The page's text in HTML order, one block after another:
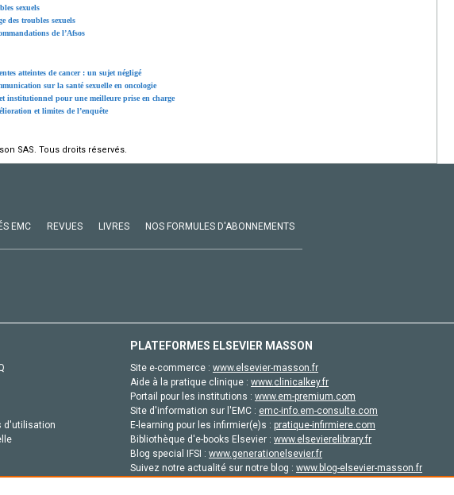
sexuels
des troubles sexuels
de l’Afsos
atteintes de cancer : un sujet négligé
sur la santé sexuelle en oncologie
institutionnel pour une meilleure prise en charge
et limites de l’enquête
SAS. Tous droits réservés.
EMC REVUES LIVRES NOS FORMULES D'ABONNEMENTS
d'utilisation
PLATEFORMES ELSEVIER MASSON
Site e-commerce : www.elsevier-masson.fr
Aide à la pratique clinique : www.clinicalkey.fr
Portail pour les institutions : www.em-premium.com
Site d'information sur l'EMC : emc-info.em-consulte.com
E-learning pour les infirmier(e)s : pratique-infirmiere.com
Bibliothèque d'e-books Elsevier : www.elsevierelibrary.fr
Blog special IFSI : www.generationelsevier.fr
Suivez notre actualité sur notre blog : www.blog-elsevier-masson.fr